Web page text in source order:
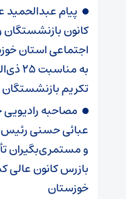
پیام
کانون
اجتماعی استان
به
تکریم بازنشستگان
مصاحبه
عبائی حسنی رئیس
و مستمری‌بگیران
بازرس کانون عالی
خوزستان